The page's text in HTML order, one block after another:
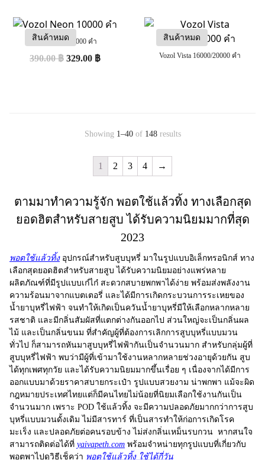
สินค้าหมด
Vozol Neon 10000 คำ
390.00฿ 329.00 ฿
สินค้าหมด
Vozol Vista 16000/20000 คำ
Showing 1–40of 148results
1 2 3 4 →
ตามมาทำความรู้จัก พอตใช้แล้วทิ้ง ทางเลือกสุด
ยอดฮิตสำหรับสายสูบ ได้รับความนิยมมากที่สุด
2023
พอตใช้แล้วทิ้งอุปกรณ์สำหรับสูบบุหรี่ มาในรูปแบบอิเล็กทรอนิกส์ ทาง
เลือกสุดยอดฮิตสำหรับสายสูบ ได้รับความนิยมอย่างแพร่หลาย
ผลิตภัณฑ์ที่มีรูปแบบเก๋ไก๋ สะดวกสบายพกพาได้ง่าย พร้อมส่งพลังงาน
ความร้อนมาจากแบตเตอรี่ และได้มีการเกิดกระบวนการระเหยของ
น้ำยาบุหรี่ไฟฟ้า จนทำให้เกิดเป็นควันน้ำยาบุหรี่มีให้เลือกหลากหลาย
รสชาติ และมีกลิ่นสัมผัสที่แตกต่างกันออกไป ส่วนใหญ่จะเป็นกลิ่นผล
ไม้ และเป็นกลิ่นขนม ที่สำคัญผู้ที่ต้องการเลิกการสูบบุหรี่แบบมวน
ทั่วไป ก็สามารถหันมาสูบบุหรี่ไฟฟ้ากันเป็นจำนวนมาก สำหรับกลุ่มผู้ที่
สูบบุหรี่ไฟฟ้า พบว่ามีผู้ที่เข้ามาใช้งานหลากหลายช่วงอายุด้วยกัน สูบ
ได้ทุกเพศทุกวัย และได้รับความนิยมมากขึ้นเรื่อย ๆ เนื่องจากได้มีการ
ออกแบบมาด้วยราคาสบายกระเป๋า รูปแบบสวยงาม น่าพกพา แม้จะผิด
กฎหมายประเทศไทยแต่ก็มีคนไทยไม่น้อยที่นิยมเลือกใช้งานกันเป็น
จำนวนมาก เพราะ POD ใช้แล้วทิ้ง จะมีความปลอดภัยมากกว่าการสูบ
บุหรี่แบบมวนดั้งเดิม ไม่มีสารทาร์ ที่เป็นสารทำให้ก่อการเกิดโรค
มะเร็ง และปลอดภัยต่อคนรอบข้าง ไม่ส่งกลิ่นเหม็นรบกวน หากสนใจ
สามารถติดต่อได้ที่ yaivapeth.com พร้อมจำหน่ายทุกรูปแบบที่เกี่ยวกับ
พอตพาไปดูวิธีเช็คว่า พอตใช้แล้วทิ้ง ใช้ได้กี่วัน